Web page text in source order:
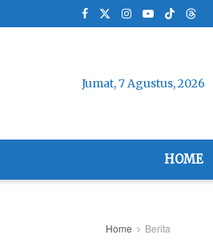
Jumat, 7 Agustus, 2026
HOME
Home Berita